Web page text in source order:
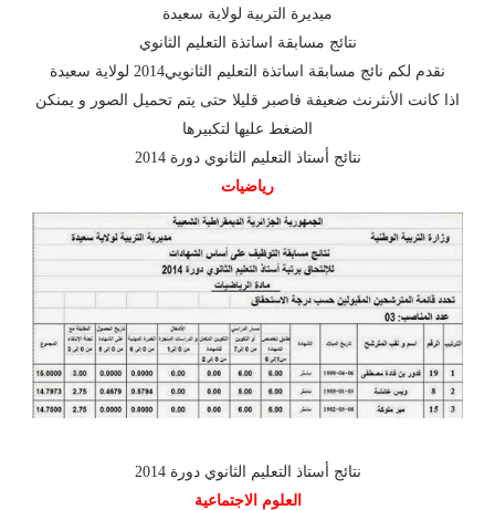
ميديرة التربية لولاية سعيدة
نتائج مسابقة اساتذة التعليم الثانوي
نقدم لكم نائج مسابقة اساتذة التعليم الثانويي2014 لولاية سعيدة
اذا كانت الأنثرنث ضعيفة فاصبر قليلا حتى يتم تحميل الصور و يمنكن
الضغط عليها لتكبيرها
نتائج أستاذ التعليم الثانوي دورة 2014
رياضيات
نتائج أستاذ التعليم الثانوي دورة 2014
العلوم الاجتماعية